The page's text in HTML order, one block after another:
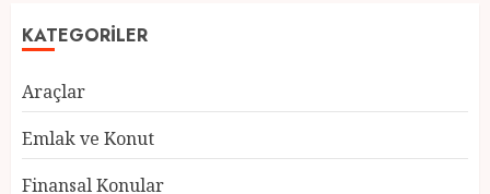
KATEGORILER
Araçlar
Emlak ve Konut
Finansal Konular
4